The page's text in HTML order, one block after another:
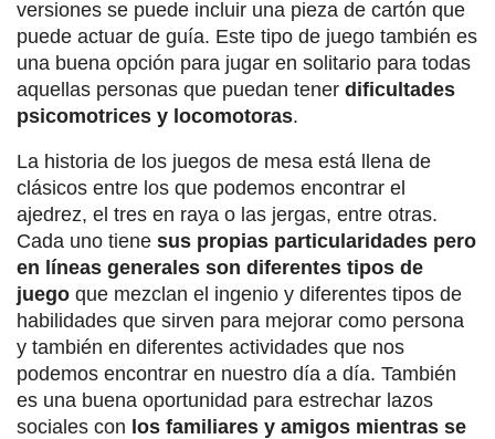
versiones se puede incluir una pieza de cartón que
puede actuar de guía. Este tipo de juego también es
una buena opción para jugar en solitario para todas
aquellas personas que puedan tener dificultades
psicomotrices y locomotoras.
La historia de los juegos de mesa está llena de
clásicos entre los que podemos encontrar el
ajedrez, el tres en raya o las jergas, entre otras.
Cada uno tiene sus propias particularidades pero
en líneas generales son diferentes tipos de
juego que mezclan el ingenio y diferentes tipos de
habilidades que sirven para mejorar como persona
y también en diferentes actividades que nos
podemos encontrar en nuestro día a día. También
es una buena oportunidad para estrechar lazos
sociales con los familiares y amigos mientras se